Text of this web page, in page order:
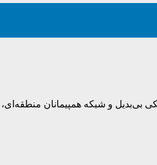
بی‌بدیل و شبکه همپیمانان منطقه‌ای،